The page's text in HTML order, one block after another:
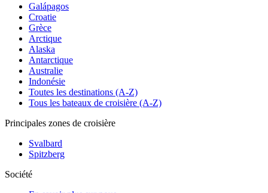
Galápagos
Croatie
Grèce
Arctique
Alaska
Antarctique
Australie
Indonésie
Toutes les destinations (A-Z)
Tous les bateaux de croisière (A-Z)
Principales zones de croisière
Svalbard
Spitzberg
Société